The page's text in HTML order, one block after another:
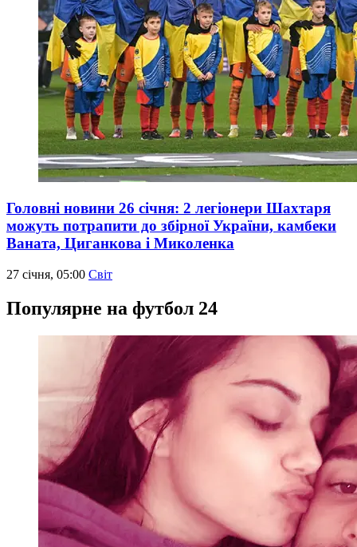
Головні новини 26 січня: 2 легіонери Шахтаря
можуть потрапити до збірної України, камбеки
Ваната, Циганкова і Миколенка
27 січня, 05:00 Світ
Популярне на футбол 24